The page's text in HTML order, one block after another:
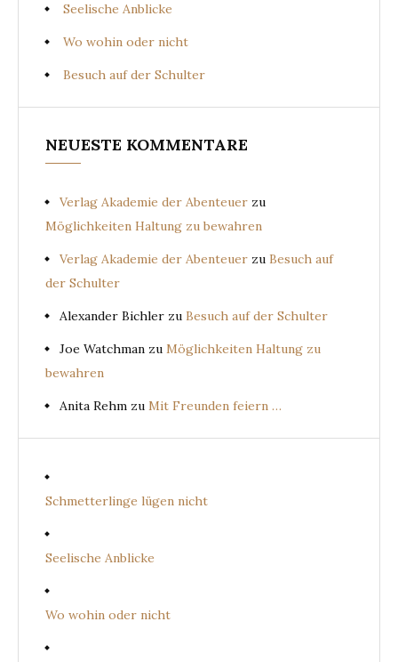
Seelische Anblicke
Wo wohin oder nicht
Besuch auf der Schulter
NEUESTE KOMMENTARE
Verlag Akademie der Abenteuer zu
Möglichkeiten Haltung zu bewahren
Verlag Akademie der Abenteuer zu Besuch auf
der Schulter
Alexander Bichler zu Besuch auf der Schulter
Joe Watchman zu Möglichkeiten Haltung zu
bewahren
Anita Rehm zu Mit Freunden feiern …
Schmetterlinge lügen nicht
Seelische Anblicke
Wo wohin oder nicht